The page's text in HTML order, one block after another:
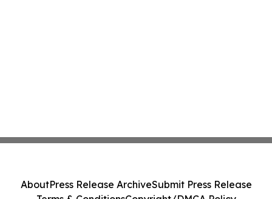
AboutPress Release ArchiveSubmit Press Release